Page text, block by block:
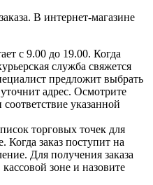
В интернет-магазине
с 9.00 до 19.00. Когда
служба свяжется
предложит выбрать
адрес. Осмотрите
указанной
торговых точек для
Когда заказ поступит на
Для получения заказа
зоне и назовите